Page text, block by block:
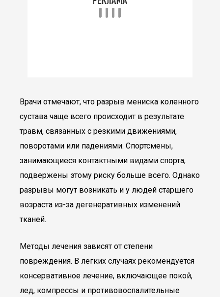
Врачи отмечают, что разрыв мениска коленного
сустава чаще всего происходит в результате
травм, связанных с резкими движениями,
поворотами или падениями. Спортсмены,
занимающиеся контактными видами спорта,
подвержены этому риску больше всего. Однако
разрывы могут возникать и у людей старшего
возраста из-за дегенеративных изменений
тканей.
Методы лечения зависят от степени
повреждения. В легких случаях рекомендуется
консервативное лечение, включающее покой,
лед, компрессы и противовоспалительные